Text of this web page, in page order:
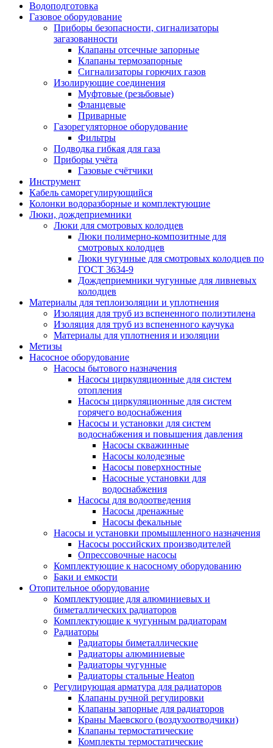
Водоподготовка
Газовое оборудование
Приборы безопасности, сигнализаторы
загазованности
Клапаны отсечные запорные
Клапаны термозапорные
Сигнализаторы горючих газов
Изолирующие соединения
Муфтовые (резьбовые)
Фланцевые
Приварные
Газорегуляторное оборудование
Фильтры
Подводка гибкая для газа
Приборы учёта
Газовые счётчики
Инструмент
Кабель саморегулирующийся
Колонки водоразборные и комплектующие
Люки, дождеприемники
Люки для смотровых колодцев
Люки полимерно-композитные для
смотровых колодцев
Люки чугунные для смотровых колодцев по
ГОСТ 3634-9
Дождеприемники чугунные для ливневых
колодцев
Материалы для теплоизоляции и уплотнения
Изоляция для труб из вспененного полиэтилена
Изоляция для труб из вспененного каучука
Материалы для уплотнения и изоляции
Метизы
Насосное оборудование
Насосы бытового назначения
Насосы циркуляционные для систем
отопления
Насосы циркуляционные для систем
горячего водоснабжения
Насосы и установки для систем
водоснабжения и повышения давления
Насосы скважинные
Насосы колодезные
Насосы поверхностные
Насосные установки для
водоснабжения
Насосы для водоотведения
Насосы дренажные
Насосы фекальные
Насосы и установки промышленного назначения
Насосы российских производителей
Опрессовочные насосы
Комплектующие к насосному оборудованию
Баки и емкости
Отопительное оборудование
Комплектующие для алюминиевых и
биметаллических радиаторов
Комплектующие к чугунным радиаторам
Радиаторы
Радиаторы биметаллические
Радиаторы алюминиевые
Радиаторы чугунные
Радиаторы стальные Heaton
Регулирующая арматура для радиаторов
Клапаны ручной регулировки
Клапаны запорные для радиаторов
Краны Маевского (воздухоотводчики)
Клапаны термостатические
Комплекты термостатические